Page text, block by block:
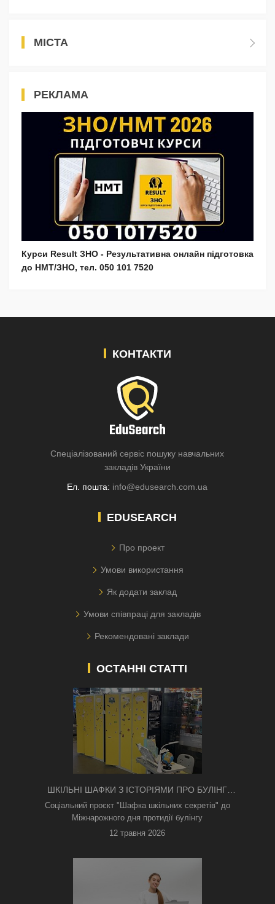
МІСТА
РЕКЛАМА
Курси Result ЗНО - Результативна онлайн підготовка
до НМТ/ЗНО, тел. 050 101 7520
КОНТАКТИ
Спеціалізований сервіс пошуку навчальних
закладів України
Ел. пошта: info@edusearch.com.ua
EDUSEARCH
Про проект
Умови використання
Як додати заклад
Умови співпраці для закладів
Рекомендовані заклади
ОСТАННІ СТАТТІ
ШКІЛЬНІ ШАФКИ З ІСТОРІЯМИ ПРО БУЛІНГ
З'ЯВИЛИСЯ В КИЄВІ
Соціальний проєкт "Шафка шкільних секретів" до
Міжнарожного дня протидії булінгу
12 травня 2026